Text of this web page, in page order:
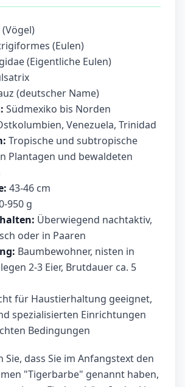
(Vögel)
(Eulen)
(Eigentliche Eulen)
(deutscher Name)
Südmexiko bis Norden
Venezuela, Trinidad
Tropische und subtropische
Plantagen und bewaldeten
43-46 cm
950 g
Überwiegend nachtaktiv,
oder in Paaren
Baumbewohner, nisten in
2-3 Eier, Brutdauer ca. 5
für Haustierhaltung geeignet,
spezialisierten Einrichtungen
Bedingungen
Sie, dass Sie im Anfangstext den
"Tigerbarbe" genannt haben,